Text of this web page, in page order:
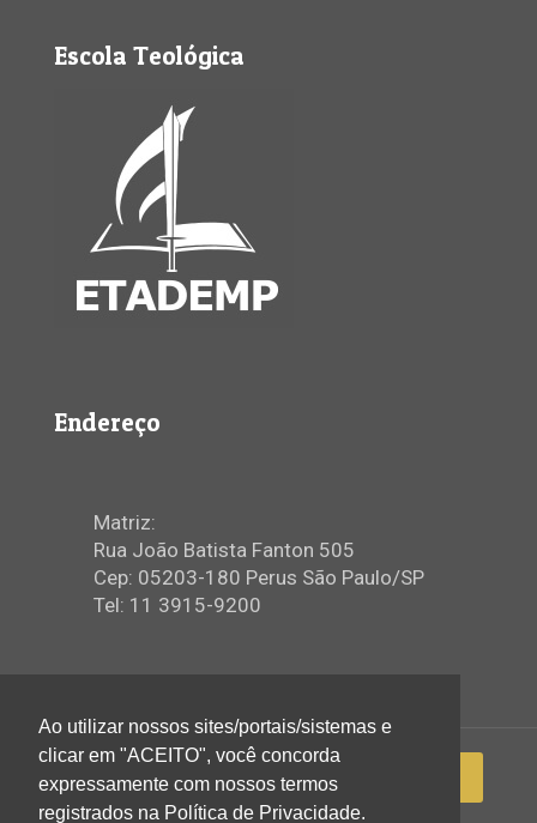
Escola Teológica
Endereço
Matriz:
Rua João Batista Fanton 505
Cep: 05203-180 Perus São Paulo/SP
Tel: 11 3915-9200
Ao utilizar nossos sites/portais/sistemas e
clicar em "ACEITO", você concorda
expressamente com nossos termos
registrados na Política de Privacidade.